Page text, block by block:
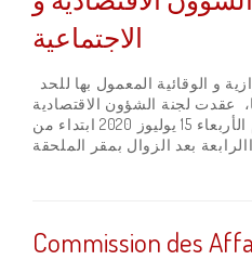
الاجتماعية
عقدت لجنة الشؤون الاقتصادية
والاجتماعية اجتماعا يوم الأربعاء 15 يوليوز 2020 ابتداء من
Commission des